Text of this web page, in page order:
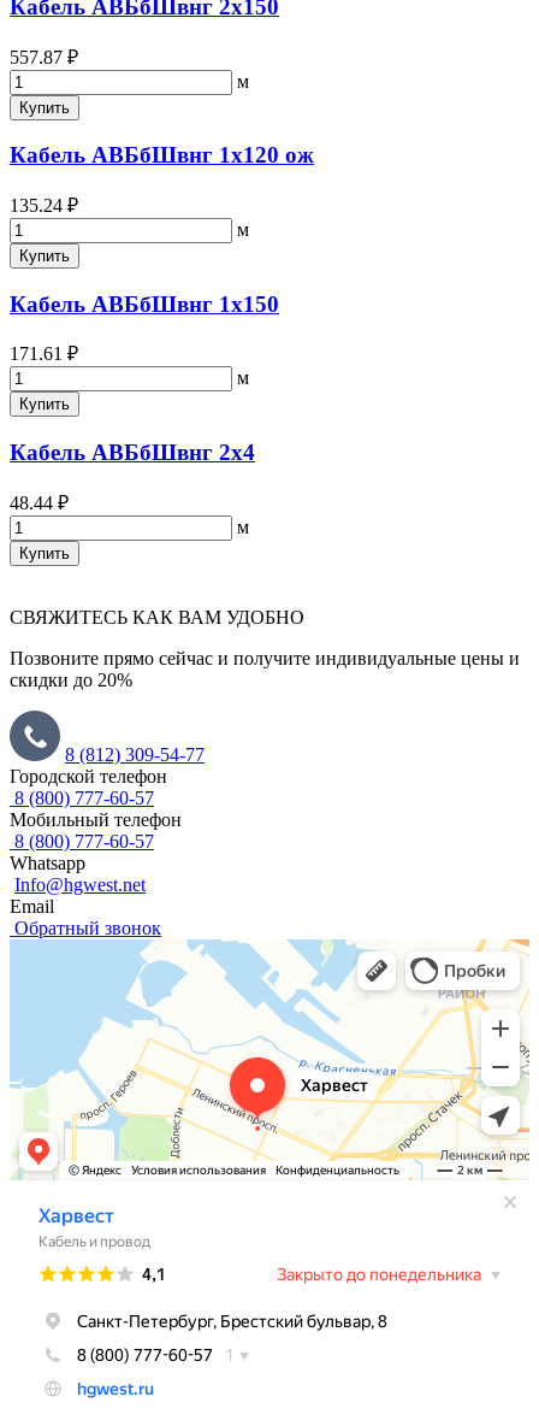
Кабель АВБбШвнг 2х150
557.87 ₽
м
Купить
Кабель АВБбШвнг 1х120 ож
135.24 ₽
м
Купить
Кабель АВБбШвнг 1х150
171.61 ₽
м
Купить
Кабель АВБбШвнг 2х4
48.44 ₽
м
Купить
СВЯЖИТЕСЬ КАК ВАМ УДОБНО
Позвоните прямо сейчас и получите индивидуальные цены и
скидки до 20%
8 (812) 309-54-77
Городской телефон
8 (800) 777-60-57
Мобильный телефон
8 (800) 777-60-57
Whatsapp
Info@hgwest.net
Email
Обратный звонок